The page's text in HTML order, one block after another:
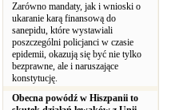
Zarówno mandaty, jak i wnioski o
ukaranie karą finansową do
sanepidu, które wystawiali
poszczególni policjanci w czasie
epidemii, okazują się być nie tylko
bezprawne, ale i naruszające
konstytucję.
Obecna powódź w Hiszpanii to